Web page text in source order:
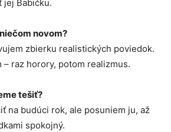
jej Babičku.
novom?
zbierku realistických poviedok.
– raz horory, potom realizmus.
tešiť?
na budúci rok, ale posuniem ju, až
spokojný.